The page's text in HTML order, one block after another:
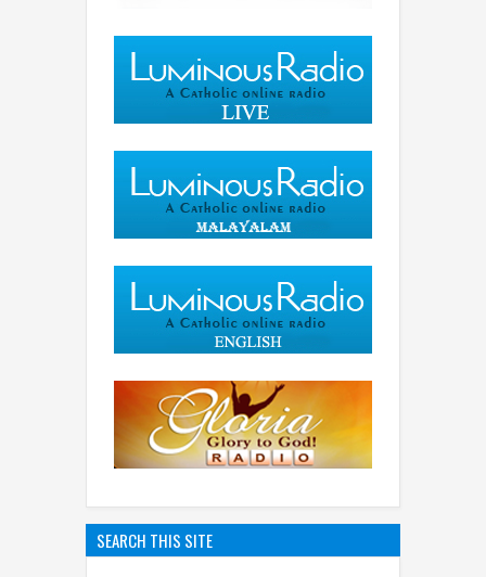
SEARCH THIS SITE